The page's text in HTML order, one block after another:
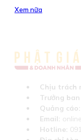
Xem nữa
Chịu trách
Trưởng
Quảng cáo:
Email:
Hotline: